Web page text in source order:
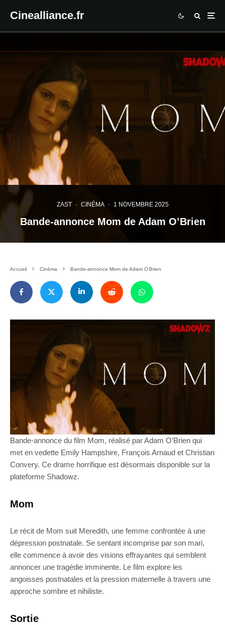
Cinealliance.fr
ZAST · CINÉMA · 1 NOVEMBRE 2025
Bande-annonce Mom de Adam O’Brien
Accueil Cinéma Bande-annonce Mom de Adam O’Brien
Bande-annonce du film Mom, réalisé par Adam O’Brien qui
met en vedette Emily Hampshire, François Arnaud et Christian
Convery. Ce drame horrifique est désormais disponible sur la
plateforme Shadowz.
Mom
Le récit de Mom suit Meredith, une femme confrontée à une
dépression postnatale. Se sentant incomprise par son mari,
elle commence à avoir des visions effrayantes qui semblent
annoncer une tragédie imminente. Le film explore les
angoisses postnatales et la pression maternelle à travers une
approche sombre et nihiliste.
Sortie